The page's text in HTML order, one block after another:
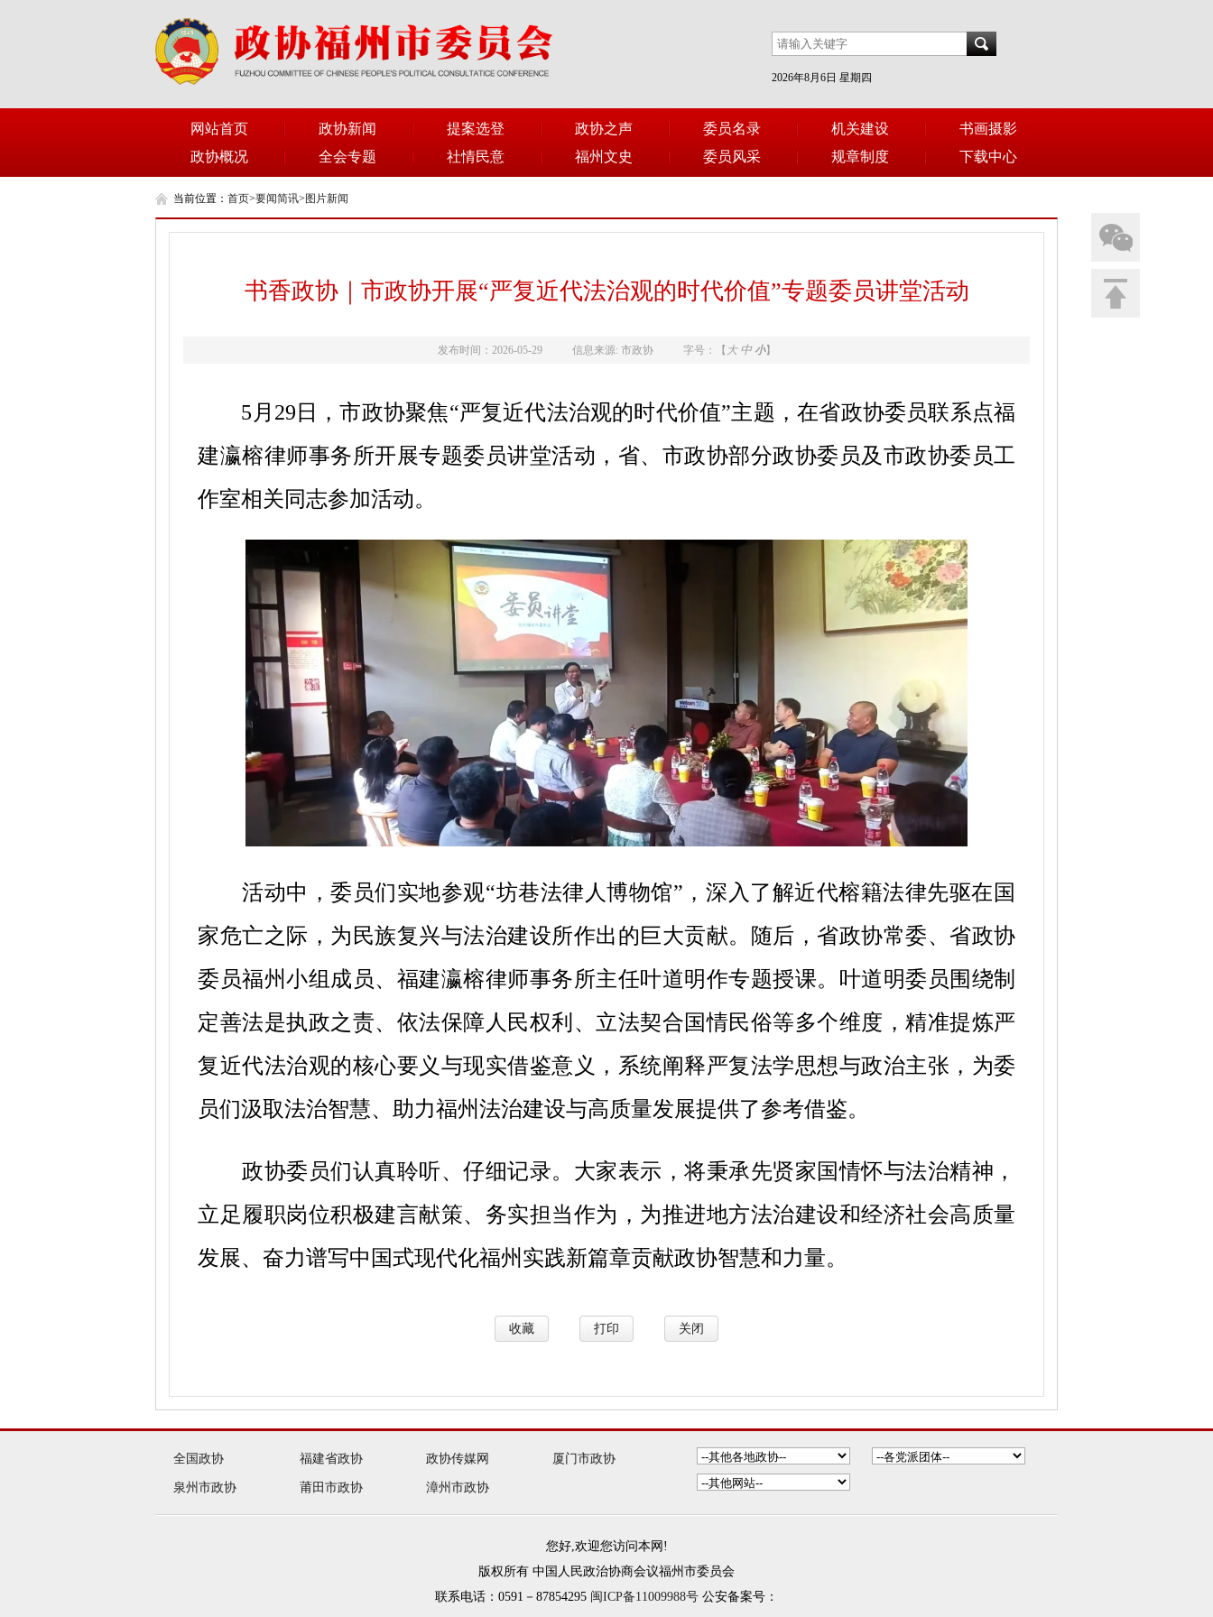
2026年8月6日 星期四
网站首页 政协新闻 提案选登 政协之声 委员名录 机关建设
书画摄影
政协概况
全会专题 社情民意 福州文史 委员风采 规章制度 下载中心
当前位置： 首页>要闻简讯> 图片新闻
书香政协｜市政协开展“严复近代法治观的时代价值”专题委员讲堂活动
发布时间：2026-05-29 信息来源: 市政协 字号：【 大 中 小】
5月29日，市政协聚焦“严复近代法治观的时代价值”主题，在省政协委员联系点福
建瀛榕律师事务所开展专题委员讲堂活动，省、市政协部分政协委员及市政协委员工
作室相关同志参加活动。
活动中，委员们实地参观“坊巷法律人博物馆”，深入了解近代榕籍法律先驱在国
家危亡之际，为民族复兴与法治建设所作出的巨大贡献。随后，省政协常委、省政协
委员福州小组成员、福建瀛榕律师事务所主任叶道明作专题授课。叶道明委员围绕制
定善法是执政之责、依法保障人民权利、立法契合国情民俗等多个维度，精准提炼严
复近代法治观的核心要义与现实借鉴意义，系统阐释严复法学思想与政治主张，为委
员们汲取法治智慧、助力福州法治建设与高质量发展提供了参考借鉴。
政协委员们认真聆听、仔细记录。大家表示，将秉承先贤家国情怀与法治精神，
立足履职岗位积极建言献策、务实担当作为，为推进地方法治建设和经济社会高质量
发展、奋力谱写中国式现代化福州实践新篇章贡献政协智慧和力量。
收藏 打印 关闭
全国政协 福建省政协 政协传媒网 厦门市政协
泉州市政协 莆田市政协 漳州市政协
您好,欢迎您访问本网!
版权所有 中国人民政治协商会议福州市委员会
联系电话：0591－87854295 闽ICP备11009988号 公安备案号：